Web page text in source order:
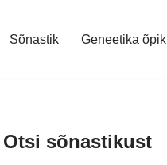
Sõnastik Geneetika õpik
Otsi sõnastikust